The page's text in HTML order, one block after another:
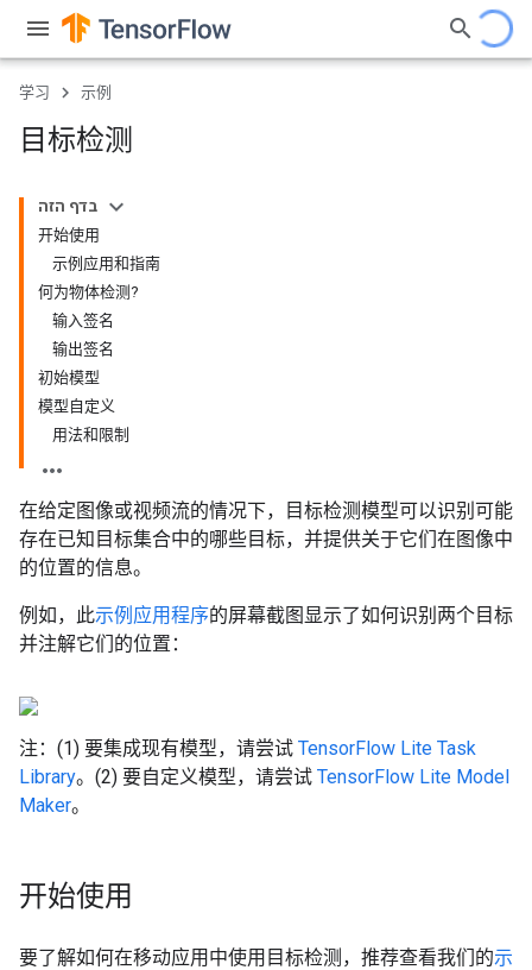
学习 示例
目标检测
בדף הזה
开始使用
示例应用和指南
何为物体检测?
输入签名
输出签名
初始模型
模型自定义
用法和限制
在给定图像或视频流的情况下，目标检测模型可以识别可能
存在已知目标集合中的哪些目标，并提供关于它们在图像中
的位置的信息。
例如，此示例应用程序的屏幕截图显示了如何识别两个目标
并注解它们的位置：
注：(1) 要集成现有模型，请尝试 TensorFlow Lite Task
Library。(2) 要自定义模型，请尝试 TensorFlow Lite Model
Maker。
开始使用
要了解如何在移动应用中使用目标检测，推荐查看我们的示